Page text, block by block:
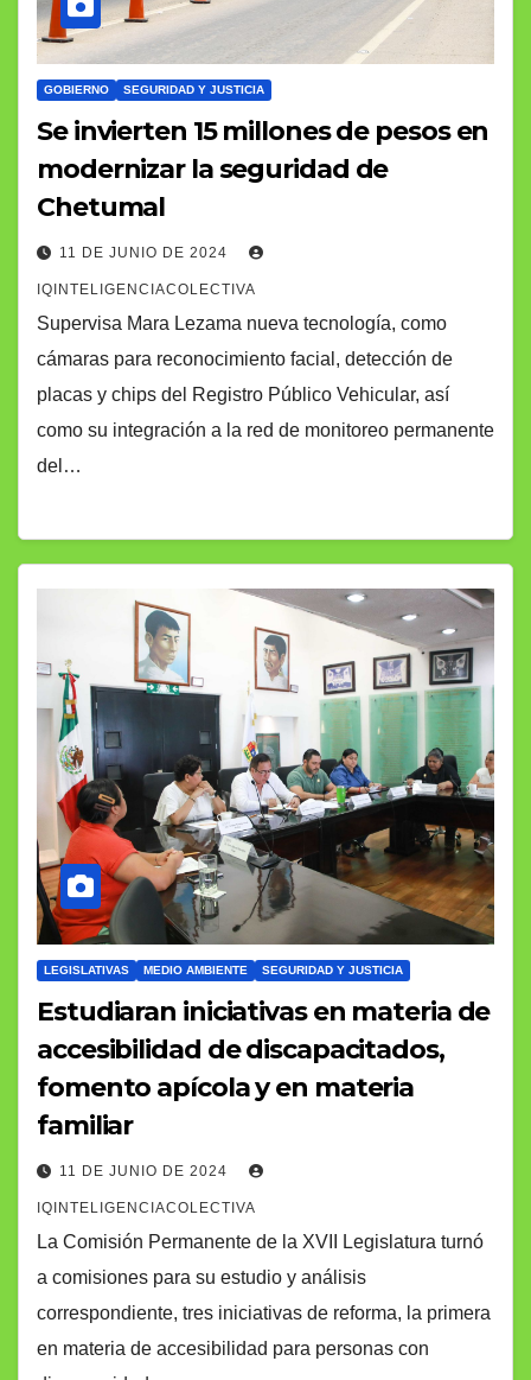
GOBIERNO SEGURIDAD Y JUSTICIA
Se invierten 15 millones de pesos en
modernizar la seguridad de
Chetumal
11 DE JUNIO DE 2024
IQINTELIGENCIACOLECTIVA
Supervisa Mara Lezama nueva tecnología, como
cámaras para reconocimiento facial, detección de
placas y chips del Registro Público Vehicular, así
como su integración a la red de monitoreo permanente
del…
LEGISLATIVAS MEDIO AMBIENTE SEGURIDAD Y JUSTICIA
Estudiaran iniciativas en materia de
accesibilidad de discapacitados,
fomento apícola y en materia
familiar
11 DE JUNIO DE 2024
IQINTELIGENCIACOLECTIVA
La Comisión Permanente de la XVII Legislatura turnó
a comisiones para su estudio y análisis
correspondiente, tres iniciativas de reforma, la primera
en materia de accesibilidad para personas con